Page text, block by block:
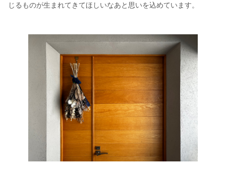
じるものが生まれてきてほしいなあと思いを込めています。